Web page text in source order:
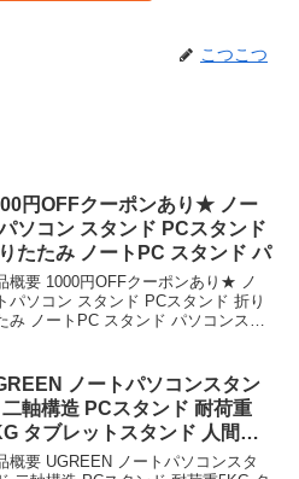
こつこつ
円OFFクーポンあり★ ノー
パソコン スタンド PCスタンド
たたみ ノートPC スタンド パ
概要 1000円OFFクーポンあり★ ノ
パソコン スタンド PCスタンド 折り
み ノートPC スタンド パソコンスタ
など... ノートパソコンスタン
二軸構造 PCスタンド 耐荷重
タブレットスタンド 人間工
ザ
概要 UGREEN ノートパソコンスタ